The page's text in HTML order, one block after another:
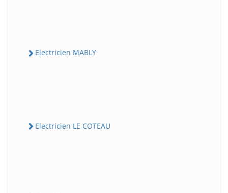
Electricien MABLY
Electricien LE COTEAU